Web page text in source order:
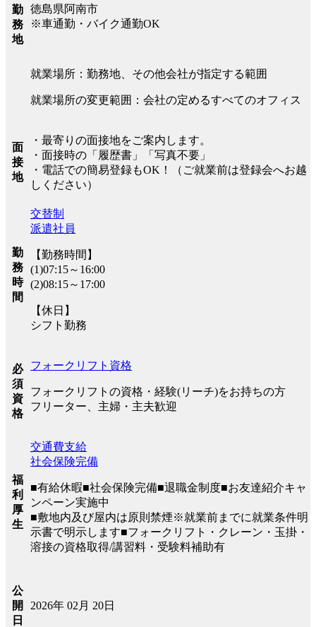
勤
務
地
徳島県阿南市
※車通勤・バイク通勤OK
就業場所：勤務地、その他会社が指定する範囲
就業場所の変更範囲：会社の定めるすべてのオフィス
面
接
地
・最寄りの面接地をご案内します。
・面接時の「履歴書」「写真不要」
・電話での簡易登録もOK！（ご就業前は登録会へお越
しください）
勤
務
時
間
交替制
派遣社員
【勤務時間】
(1)07:15～16:00
(2)08:15～17:00
【休日】
シフト勤務
必
須
資
格
フォークリフト資格
フォークリフトの資格・経験(リーチ)をお持ちの方
フリーター、主婦・主夫歓迎
福
利
厚
生
交通費支給
社会保険完備
■有給休暇■社会保険完備■退職金制度■お友達紹介キャ
ンペーン実施中
■敷地内及び屋内は原則禁煙※就業前までに就業条件明
示書で明示します■フォークリフト・クレーン・玉掛・
溶接の資格取得/講習料・受験料補助有
公
開
日
2026年 02月 20日